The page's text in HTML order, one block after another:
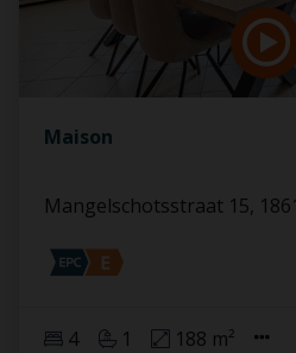
Maison
Mangelschotsstraat 15,
4 1 188 m²